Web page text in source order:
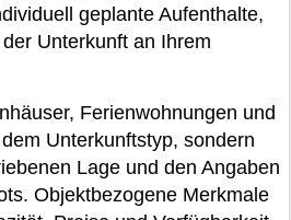
geplante Aufenthalte,
Unterkunft an Ihrem
Ferienwohnungen und
Unterkunftstyp, sondern
Lage und den Angaben
Objektbezogene Merkmale